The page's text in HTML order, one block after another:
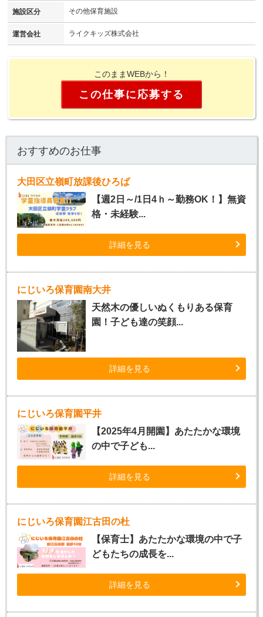
施設区分 その他保育施設
運営会社 ライクキッズ株式会社
このままWEBから！
この仕事に応募する
おすすめのお仕事
大田区立嶺町放課後ひろば
【週2日～/1日4ｈ～勤務OK！】無資
格・未経験...
詳細を見る
にじいろ保育園南大井
天然木の優しいぬくもりある保育
園！子ども達の笑顔...
詳細を見る
にじいろ保育園平井
【2025年4月開園】あたたかな環境
の中で子ども...
詳細を見る
にじいろ保育園江古田の杜
【保育士】あたたかな環境の中で子
どもたちの成長を...
詳細を見る